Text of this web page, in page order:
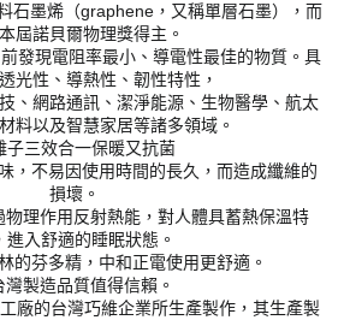
石墨烯（graphene，又稱單層石墨），而
屆諾貝爾物理獎得主。
發現電阻率最小、導電性最佳的物質。具
光性、導熱性、韌性特性，
、網路通訊、潔淨能源、生物醫學、航太
料以及智慧家居等諸多領域。
子三效合一保暖又抗菌
，不易因使用時間的長久，而造成纖維的
損壞。
理作用反射熱能，對人體具蓄熱保溫特
進入舒適的睡眠狀態。
的芬多精，中和正電使用更舒適。
灣製造品質值得信賴。
廠的台灣巧維企業所生產製作，其生產製